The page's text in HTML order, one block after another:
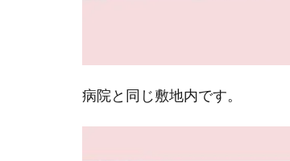
病院と同じ敷地内です。